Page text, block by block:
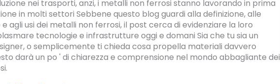
nei trasporti, anzi, i metalli non ferrosi stanno lavorando in prima
in molti settori Sebbene questo blog guardi alla definizione, alle
agli usi dei metalli non ferrosi, il post cerca di evidenziare la loro
tecnologie e infrastrutture oggi e domani Sia che tu sia un
o semplicemente ti chieda cosa propella materiali davvero
darà un po ' di chiarezza e comprensione nel mondo abbagliante dei